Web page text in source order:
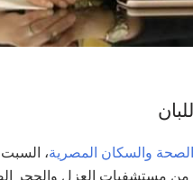
والسكان المصرية، السبت، تسجيل